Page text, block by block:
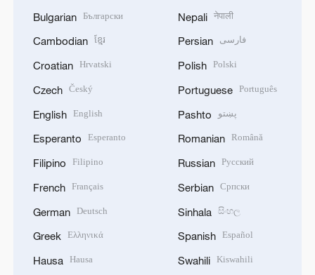
Bulgarian Български
Cambodian ខ្មែរ
Croatian Hrvatski
Czech Český
English English
Esperanto Esperanto
Filipino Filipino
French Français
German Deutsch
Greek Ελληνικά
Hausa Hausa
Nepali नेपाली
Persian فارسی
Polish Polski
Portuguese Português
Pashto پښتو
Romanian Română
Russian Русский
Serbian Српски
Sinhala සිංහල
Spanish Español
Swahili Kiswahili